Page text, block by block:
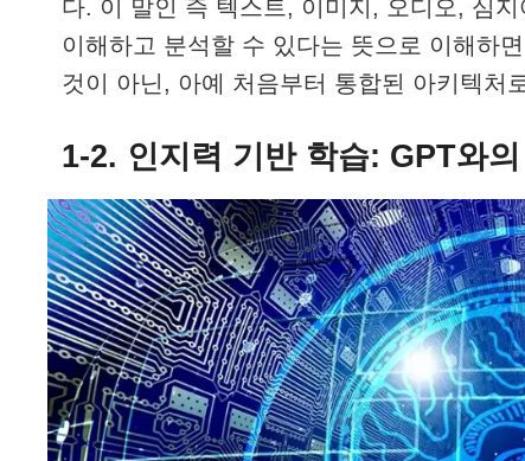
다. 이 말인 즉 텍스트, 이미지, 오디오, 심
이해하고 분석할 수 있다는 뜻으로 이해하
것이 아닌, 아예 처음부터 통합된 아키텍처
1-2. 인지력 기반 학습: GPT와